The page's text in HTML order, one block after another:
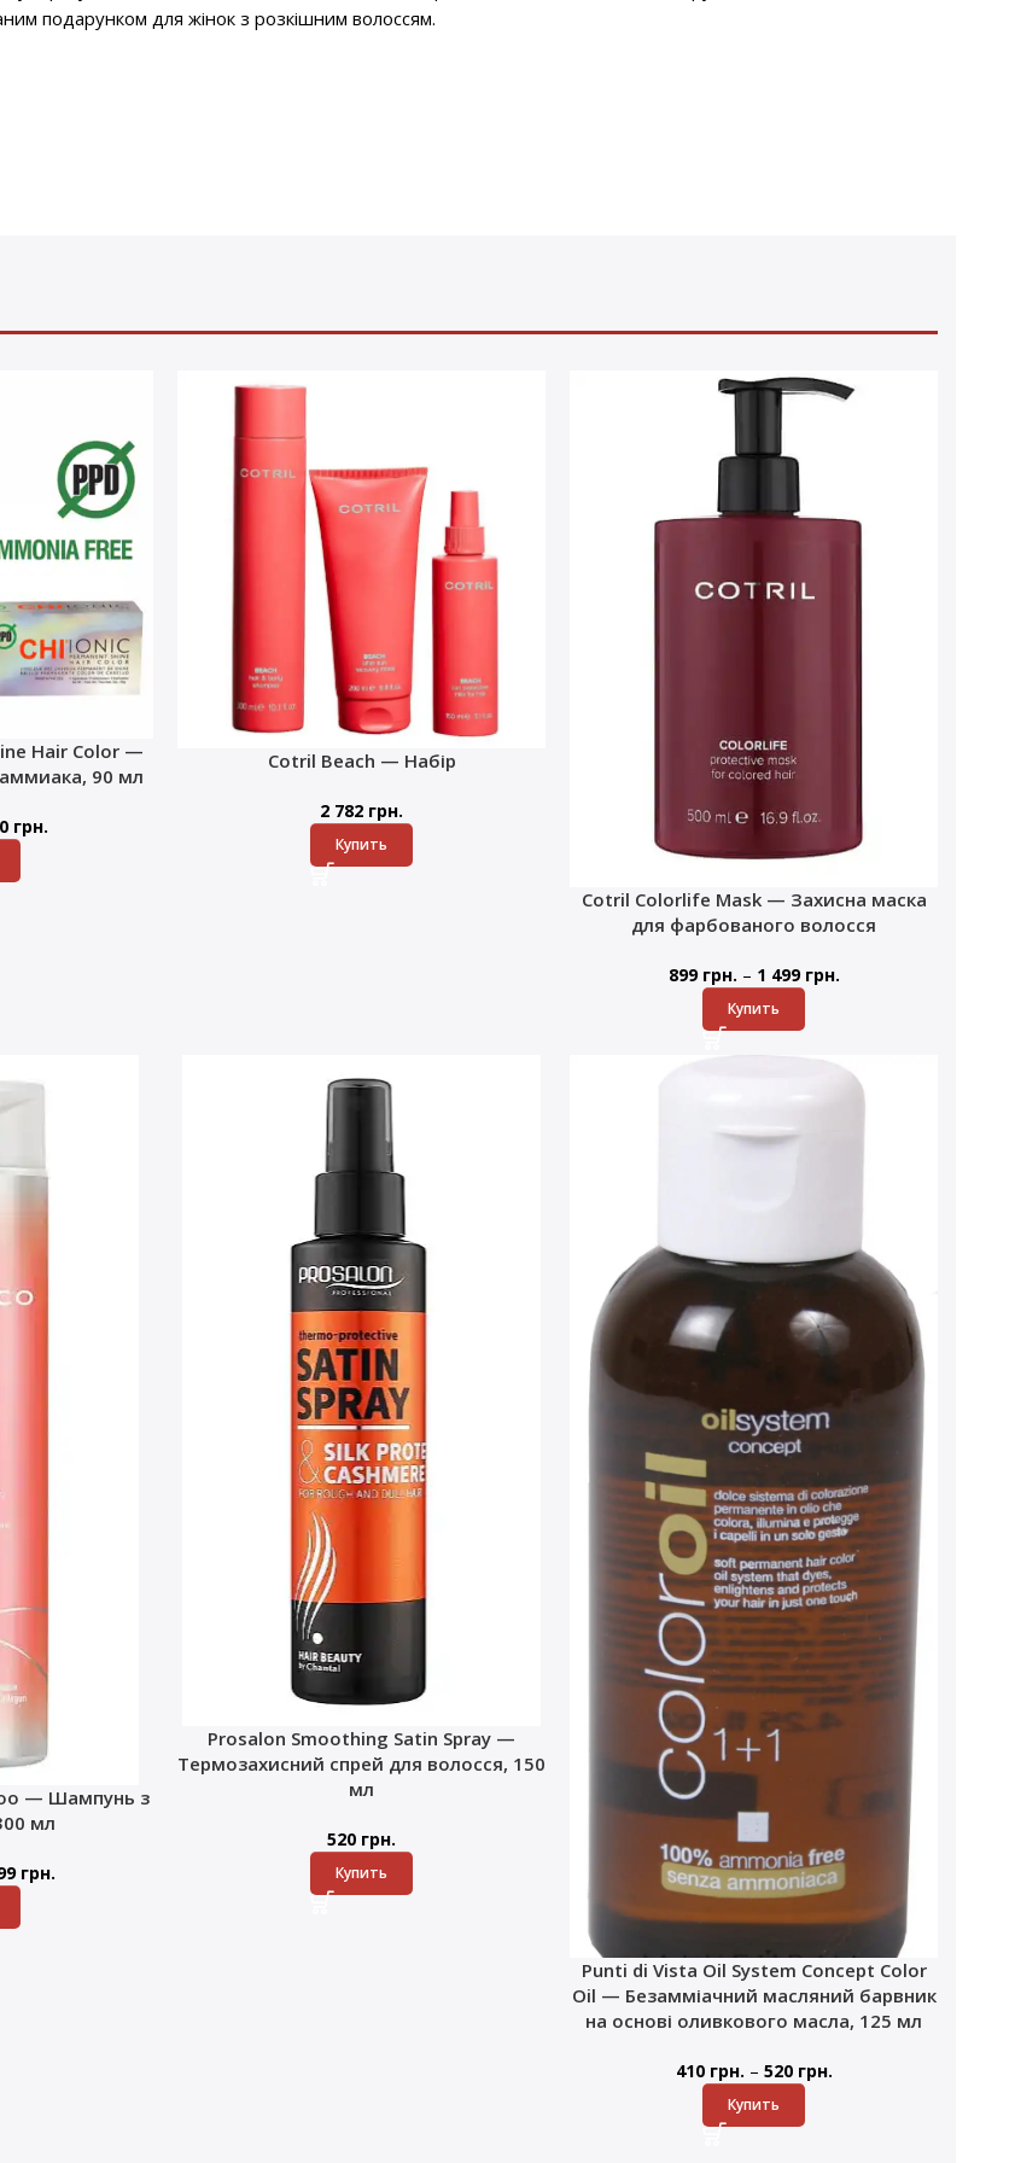
подарунком для жінок з розкішним волоссям.
Hair Color —
90 мл
грн.
Cotril Beach — Набір
2 782 грн.
Купить
Cotril Colorlife Mask — Захисна маска
для фарбованого волосся
899 грн. – 1 499 грн.
Купить
— Шампунь з
мл
грн.
Prosalon Smoothing Satin Spray —
Термозахисний спрей для волосся, 150
мл
520 грн.
Купить
Punti di Vista Oil System Concept Color
Oil — Безамміачний масляний барвник
на основі оливкового масла, 125 мл
410 грн. – 520 грн.
Купить